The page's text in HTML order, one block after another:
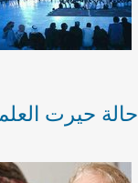
حالة حيرت